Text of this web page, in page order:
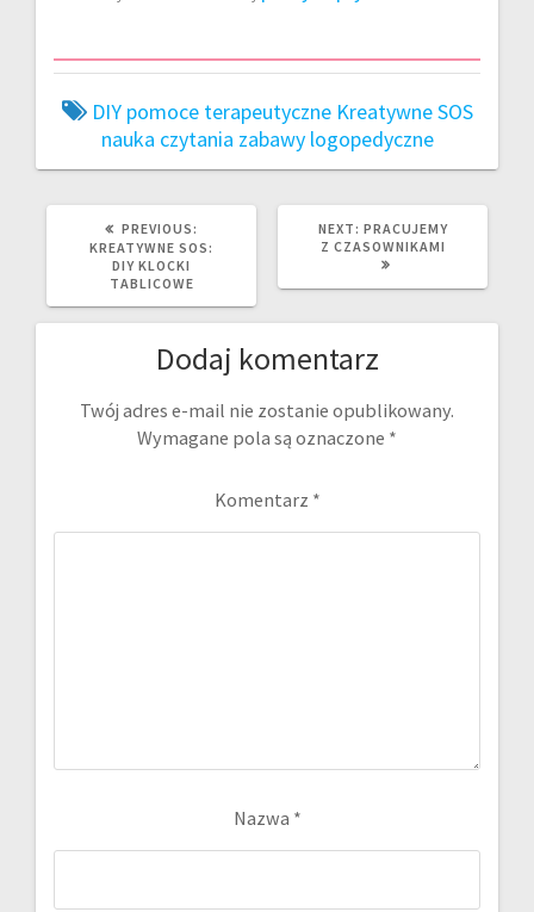
DIY pomoce terapeutyczne Kreatywne SOS
nauka czytania zabawy logopedyczne
PREVIOUS:
POST:
KREATYWNE SOS:
DIY KLOCKI
TABLICOWE
NEXT: NEXT
POST:
PRACUJEMY
Z CZASOWNIKAMI
Dodaj komentarz
Twój adres e-mail nie zostanie opublikowany.
Wymagane pola są oznaczone *
Komentarz *
Nazwa *